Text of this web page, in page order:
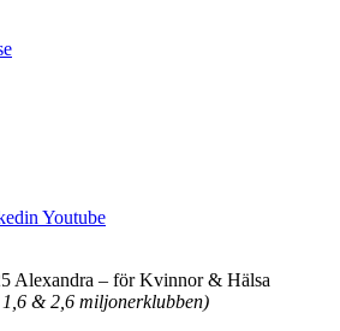
Youtube
Alexandra – för Kvinnor & Hälsa
& 2,6 miljonerklubben)